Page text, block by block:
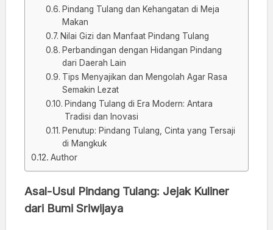
Pindang Tulang dan Kehangatan di Meja
Makan
Nilai Gizi dan Manfaat Pindang Tulang
Perbandingan dengan Hidangan Pindang
dari Daerah Lain
Tips Menyajikan dan Mengolah Agar Rasa
Semakin Lezat
Pindang Tulang di Era Modern: Antara
Tradisi dan Inovasi
Penutup: Pindang Tulang, Cinta yang Tersaji
di Mangkuk
Author
Asal-Usul Pindang Tulang: Jejak Kuliner
dari Bumi Sriwijaya